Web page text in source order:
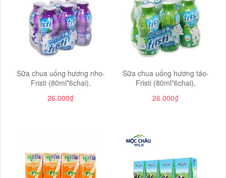
Sữa chua uống hương nho-
Fristi (80ml*6chai),
26.000₫
Sữa chua uống hương táo-
Fristi (80ml*6chai),
26.000₫